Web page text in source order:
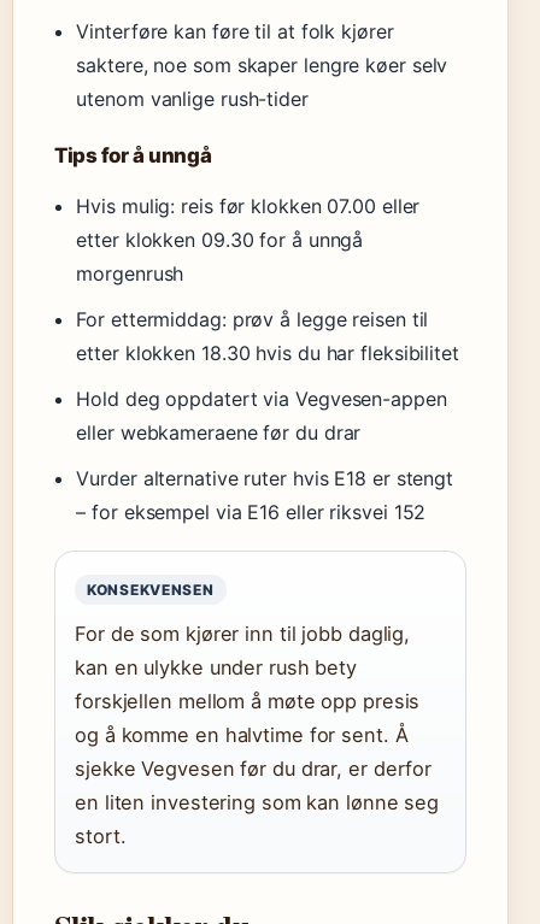
Vinterføre kan føre til at folk kjører
saktere, noe som skaper lengre køer selv
utenom vanlige rush-tider
Tips for å unngå
Hvis mulig: reis før klokken 07.00 eller
etter klokken 09.30 for å unngå
morgenrush
For ettermiddag: prøv å legge reisen til
etter klokken 18.30 hvis du har fleksibilitet
Hold deg oppdatert via Vegvesen-appen
eller webkameraene før du drar
Vurder alternative ruter hvis E18 er stengt
– for eksempel via E16 eller riksvei 152
KONSEKVENSEN
For de som kjører inn til jobb daglig,
kan en ulykke under rush bety
forskjellen mellom å møte opp presis
og å komme en halvtime for sent. Å
sjekke Vegvesen før du drar, er derfor
en liten investering som kan lønne seg
stort.